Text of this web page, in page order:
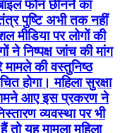
आए इस प्रकरण ने
व्यवस्था पर भी
तो यह मामला महिला
का विषय बन सकता
के बीच जांच का
पर निष्पक्ष जांच के
हो सकेगी। महिला
लेकर यह घटना